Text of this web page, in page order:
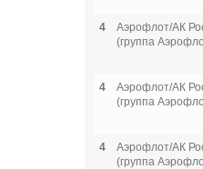
4
Аэрофлот/АК
(группа
4
Аэрофлот/АК
(группа
4
Аэрофлот/АК
(группа